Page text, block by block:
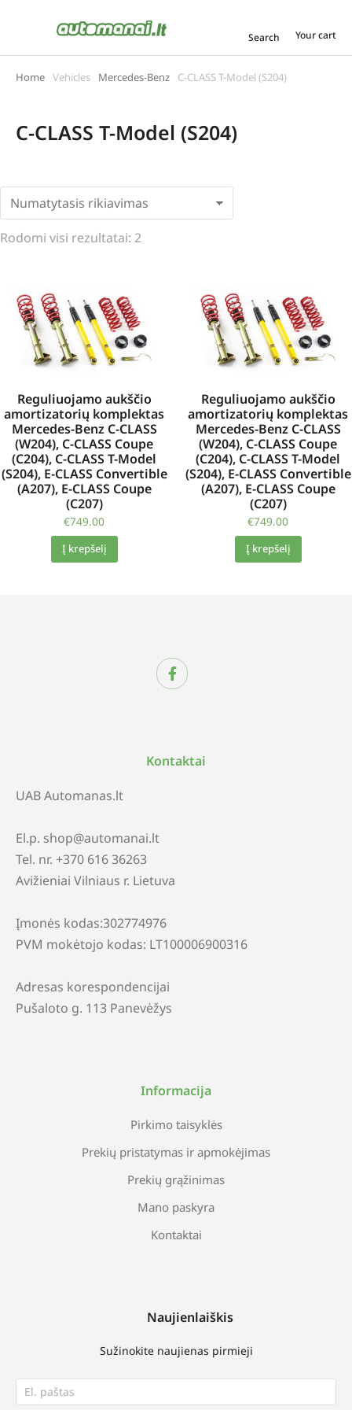
Search Your cart
You are here:
Home Vehicles Mercedes-Benz C-CLASS T-Model (S204)
C-CLASS T-Model (S204)
Rodomi visi rezultatai: 2
Reguliuojamo aukščio
amortizatorių komplektas
Mercedes-Benz C-CLASS
(W204), C-CLASS Coupe
(C204), C-CLASS T-Model
(S204), E-CLASS Convertible
(A207), E-CLASS Coupe
(C207)
€749.00
Į krepšelį
Reguliuojamo aukščio
amortizatorių komplektas
Mercedes-Benz C-CLASS
(W204), C-CLASS Coupe
(C204), C-CLASS T-Model
(S204), E-CLASS Convertible
(A207), E-CLASS Coupe
(C207)
€749.00
Į krepšelį
Kontaktai
UAB Automanas.lt
El.p. shop@automanai.lt
Tel. nr. +370 616 36263
Avižieniai Vilniaus r. Lietuva
Įmonės kodas:302774976
PVM mokėtojo kodas: LT100006900316
Adresas korespondencijai
Pušaloto g. 113 Panevėžys
Informacija
Pirkimo taisyklės
Prekių pristatymas ir apmokėjimas
Prekių grąžinimas
Mano paskyra
Kontaktai
Naujienlaiškis
Sužinokite naujienas pirmieji